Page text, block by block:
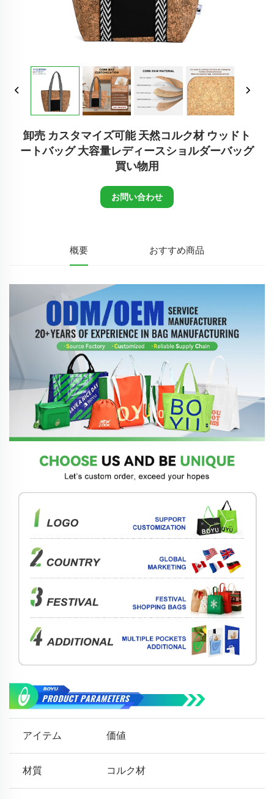
卸売 カスタマイズ可能 天然コルク材 ウッドト
ートバッグ 大容量レディースショルダーバッグ
買い物用
お問い合わせ
概要 おすすめ商品
アイテム 価値
材質 コルク材